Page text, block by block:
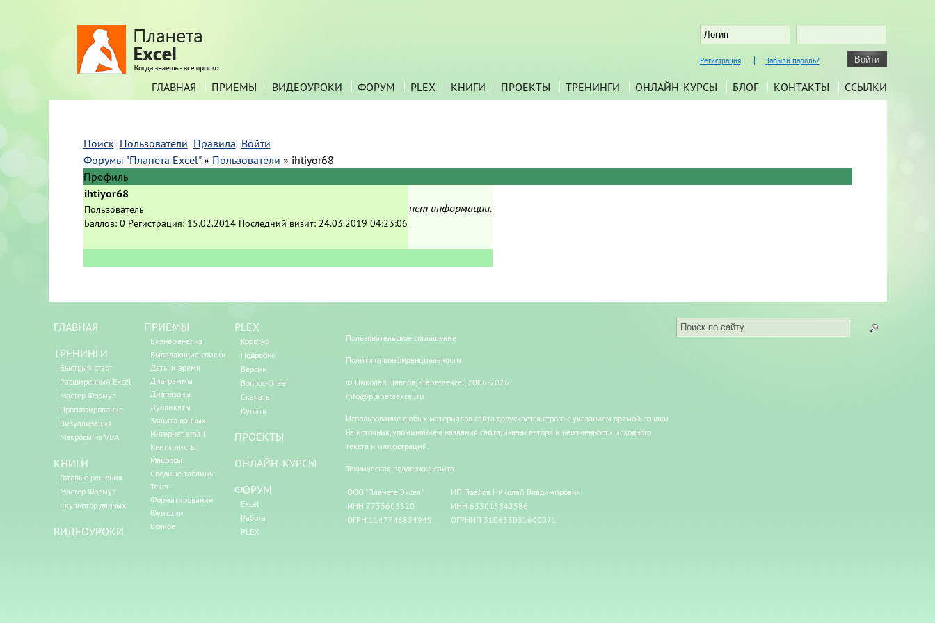
Регистрация Забыли пароль?
ГЛАВНАЯ ПРИЕМЫ ВИДЕОУРОКИ ФОРУМ PLEX КНИГИ ПРОЕКТЫ ТРЕНИНГИ ОНЛАЙН-КУРСЫ БЛОГ КОНТАКТЫ ССЫЛКИ
Поиск Пользователи Правила Войти
Форумы "Планета Excel" » Пользователи » ihtiyor68
Профиль
ihtiyor68
Пользователь
Баллов: 0 Регистрация: 15.02.2014 Последний визит: 24.03.2019 04:23:06
нет информации.
ГЛАВНАЯ
ТРЕНИНГИ
Быстрый старт
Расширенный Excel
Мастер Формул
Прогнозирование
Визуализация
Макросы на VBA
КНИГИ
Готовые решения
Мастер Формул
Скульптор данных
ВИДЕОУРОКИ
ПРИЕМЫ
Бизнес-анализ
Выпадающие списки
Даты и время
Диаграммы
Диапазоны
Дубликаты
Защита данных
Интернет, email
Книги, листы
Макросы
Сводные таблицы
Текст
Форматирование
Функции
Всякое
PLEX
Коротко
Подробно
Версии
Вопрос-Ответ
Скачать
Купить
ПРОЕКТЫ
ОНЛАЙН-КУРСЫ
ФОРУМ
Excel
Работа
PLEX
Пользовательское соглашение
Политика конфиденциальности
© Николай Павлов, Planetaexcel, 2006-2026
info@planetaexcel.ru
Использование любых материалов сайта допускается строго с указанием прямой ссылки
на источник, упоминанием названия сайта, имени автора и неизменности исходного
текста и иллюстраций.
Техническая поддержка сайта
ООО "Планета Эксел"
ИНН 7735603520
ОГРН 1147746834949
ИП Павлов Николай Владимирович
ИНН 633015842586
ОГРНИП 310633031600071